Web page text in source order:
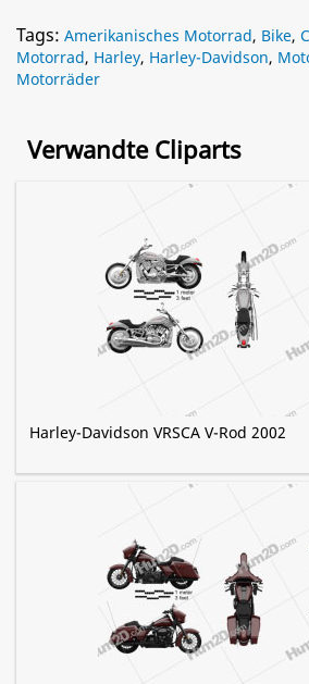
Tags: Amerikanisches Motorrad, Bike,
Motorrad, Harley, Harley-Davidson,
Motorräder
Verwandte Cliparts
Harley-Davidson VRSCA V-Rod 2002